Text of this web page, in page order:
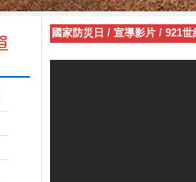
國家防災日 / 宣導影片 / 921世